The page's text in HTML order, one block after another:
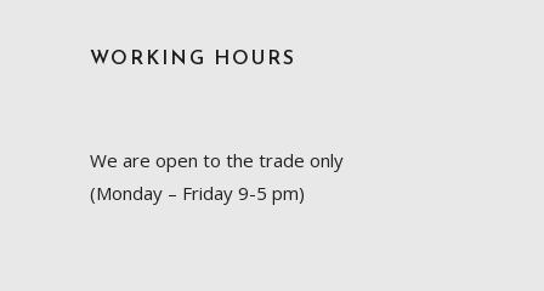
WORKING HOURS
We are open to the trade only
(Monday – Friday 9-5 pm)